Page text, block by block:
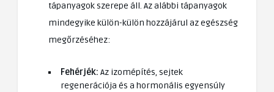
tápanyagok szerepe áll. Az alábbi tápanyagok
mindegyike külön-külön hozzájárul az egészség
megőrzéséhez:
Fehérjék: Az izomépítés, sejtek
regenerációja és a hormonális egyensúly